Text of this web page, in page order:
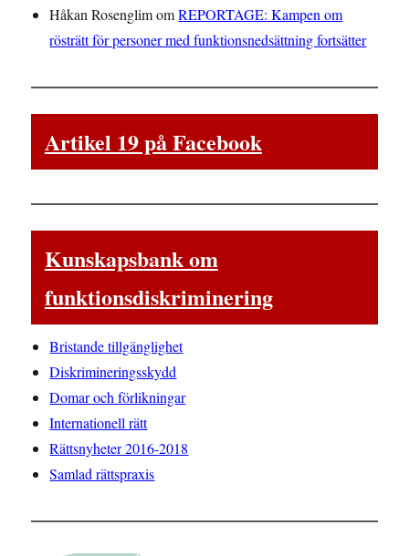
Håkan RosenglimomREPORTAGE: Kampen om
rösträtt för personer med funktionsnedsättning fortsätter
Artikel 19 på Facebook
Kunskapsbank om
funktionsdiskriminering
Bristande tillgänglighet
Diskrimineringsskydd
Domar och förlikningar
Internationell rätt
Rättsnyheter 2016-2018
Samlad rättspraxis